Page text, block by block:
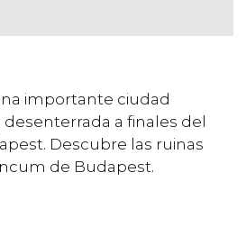
importante ciudad
a finales del
Descubre las ruinas
de Budapest.